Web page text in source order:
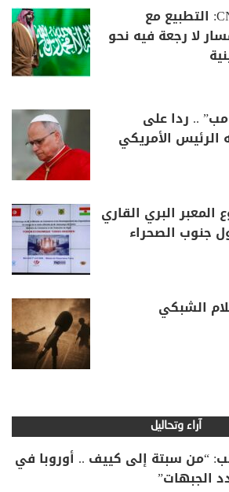
مصدر سعودي لـCNN: التطبيع مع
لا رجعة فيه نحو
.. ردا على
الرئيس الأمريكي
البري القاري
جنوب الصحراء
الشبكي
آراء وتحاليل
“من سبتة إلى كييف .. أوروبا في
الجبهات”